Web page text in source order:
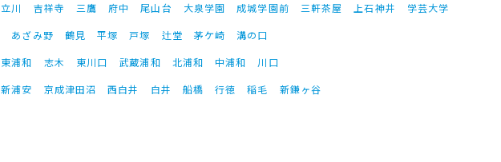
立川 吉祥寺 三鷹 府中 尾山台 大泉学園 成城学園前 三軒茶屋 上石神井
学芸大学
あざみ野 鶴見 平塚 戸塚 辻堂 茅ケ崎
溝の口
東浦和 志木 東川口 武蔵浦和 北浦和 中浦和
川口
新浦安 京成津田沼 西白井 白井 船橋 行徳 稲毛 新鎌ヶ谷